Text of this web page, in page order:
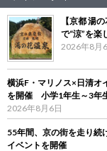
【京都 湯
で“涼”を楽
2026年8月
横浜F・マリノス×日清オ
を開催 小学1年生～3年
2026年8月6日
55年間、京の街を走り
イベントを開催